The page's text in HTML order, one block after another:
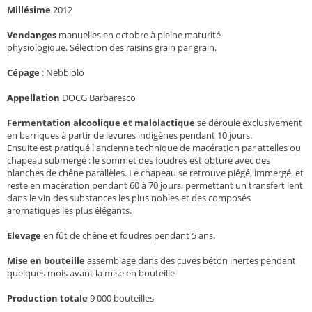
Millésime 2012
Vendanges manuelles en octobre à pleine maturité
physiologique. Sélection des raisins grain par grain.
Cépage : Nebbiolo
Appellation DOCG Barbaresco
Fermentation alcoolique et malolactique se déroule exclusivement
en barriques à partir de levures indigènes pendant 10 jours.
Ensuite est pratiqué l'ancienne technique de macération par attelles ou
chapeau submergé : le sommet des foudres est obturé avec des
planches de chêne parallèles. Le chapeau se retrouve piégé, immergé, et
reste en macération pendant 60 à 70 jours, permettant un transfert lent
dans le vin des substances les plus nobles et des composés
aromatiques les plus élégants.
Elevage en fût de chêne et foudres pendant 5 ans.
Mise en bouteille assemblage dans des cuves béton inertes pendant
quelques mois avant la mise en bouteille
Production totale 9 000 bouteilles